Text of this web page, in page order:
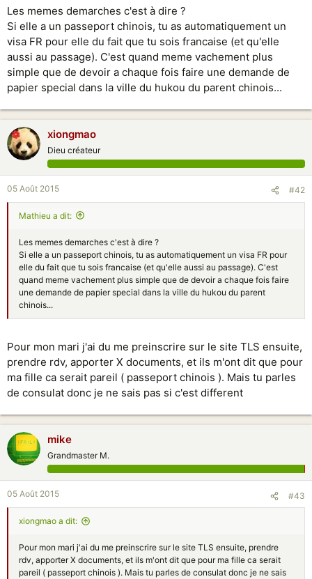
Les memes demarches c'est à dire ?
Si elle a un passeport chinois, tu as automatiquement un
visa FR pour elle du fait que tu sois francaise (et qu'elle
aussi au passage). C'est quand meme vachement plus
simple que de devoir a chaque fois faire une demande de
papier special dans la ville du hukou du parent chinois...
xiongmao
Dieu créateur
05 Août 2015 #42
Mathieu a dit:
Les memes demarches c'est à dire ?
Si elle a un passeport chinois, tu as automatiquement un visa FR pour
elle du fait que tu sois francaise (et qu'elle aussi au passage). C'est
quand meme vachement plus simple que de devoir a chaque fois faire
une demande de papier special dans la ville du hukou du parent
chinois...
Pour mon mari j'ai du me preinscrire sur le site TLS ensuite,
prendre rdv, apporter X documents, et ils m'ont dit que pour
ma fille ca serait pareil ( passeport chinois ). Mais tu parles
de consulat donc je ne sais pas si c'est different
mike
Grandmaster M.
05 Août 2015 #43
xiongmao a dit:
Pour mon mari j'ai du me preinscrire sur le site TLS ensuite, prendre
rdv, apporter X documents, et ils m'ont dit que pour ma fille ca serait
pareil ( passeport chinois ). Mais tu parles de consulat donc je ne sais